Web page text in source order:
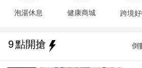
泡湯休息 健康商城 跨境
9點開搶 倒